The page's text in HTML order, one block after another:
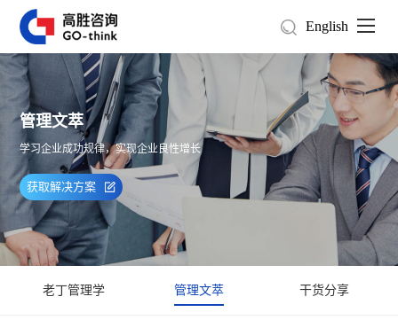
English
管理文萃
学习企业成功规律，实现企业良性增长
获取解决方案
老丁管理学 管理文萃 干货分享